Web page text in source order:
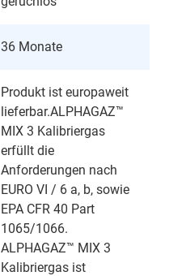
36 Monate
Produkt ist europaweit
lieferbar.ALPHAGAZ™
MIX 3 Kalibriergas
erfüllt die
Anforderungen nach
EURO VI / 6 a, b, sowie
EPA CFR 40 Part
1065/1066.
ALPHAGAZ™ MIX 3
Kalibriergas ist